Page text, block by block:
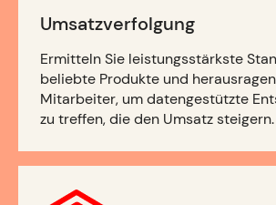
Umsatzverfolgung
Ermitteln Sie leistungsstärkste
beliebte Produkte und
Mitarbeiter, um datengestützte
zu treffen, die den Umsatz steigern.